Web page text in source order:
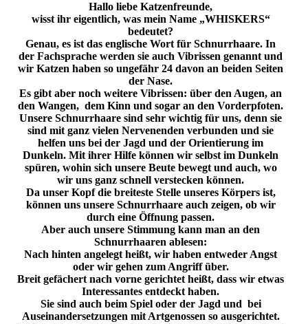
Hallo liebe Katzenfreunde,
wisst ihr eigentlich, was mein Name „WHISKERS“
bedeutet?
Genau, es ist das englische Wort für Schnurrhaare. In
der Fachsprache werden sie auch Vibrissen genannt und
wir Katzen haben so ungefähr 24 davon an beiden Seiten
der Nase.
Es gibt aber noch weitere Vibrissen: über den Augen, an
den Wangen, dem Kinn und sogar an den Vorderpfoten.
Unsere Schnurrhaare sind sehr wichtig für uns, denn sie
sind mit ganz vielen Nervenenden verbunden und sie
helfen uns bei der Jagd und der Orientierung im
Dunkeln. Mit ihrer Hilfe können wir selbst im Dunkeln
spüren, wohin sich unsere Beute bewegt und auch, wo
wir uns ganz schnell verstecken können.
Da unser Kopf die breiteste Stelle unseres Körpers ist,
können uns unsere Schnurrhaare auch zeigen, ob wir
durch eine Öffnung passen.
Aber auch unsere Stimmung kann man an den
Schnurrhaaren ablesen:
Nach hinten angelegt heißt, wir haben entweder Angst
oder wir gehen zum Angriff über.
Breit gefächert nach vorne gerichtet heißt, dass wir etwas
Interessantes entdeckt haben.
Sie sind auch beim Spiel oder der Jagd und bei
Auseinandersetzungen mit Artgenossen so ausgerichtet.